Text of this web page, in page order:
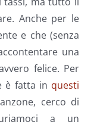
Anche per le
e che (senza
una
felice. Per
è fatta in questi
cerco di
a un